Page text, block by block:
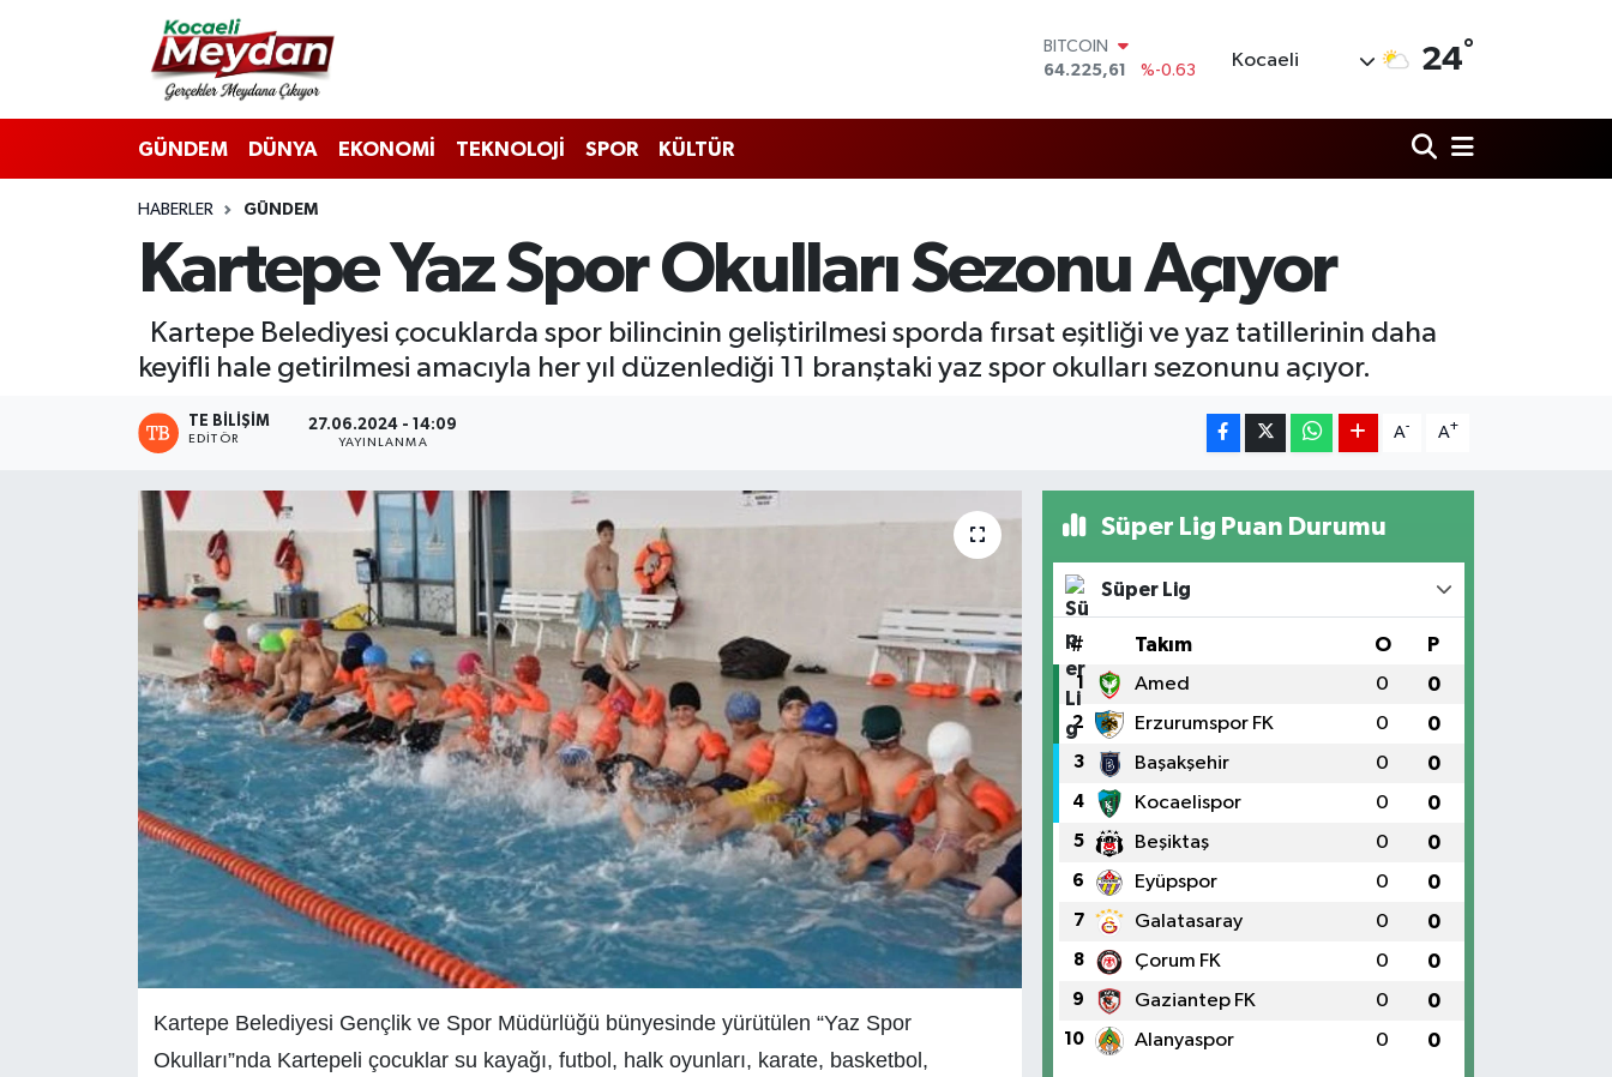
DOLAR
47,7143
%0.16
55,0317
%-0.02
13.799
BITCOIN
Kocaeli 24°
GÜNDEM DÜNYA EKONOMİ TEKNOLOJİ SPOR KÜLTÜR
HABERLER GÜNDEM
Kartepe Yaz Spor Okulları Sezonu Açıyor
Kartepe Belediyesi çocuklarda spor bilincinin geliştirilmesi sporda fırsat eşitliği ve yaz tatillerinin daha
keyifli hale getirilmesi amacıyla her yıl düzenlediği 11 branştaki yaz spor okulları sezonunu açıyor.
TE BILIŞIM
EDITÖR
27.06.2024 - 14:09
YAYINLANMA
A- A+
Kartepe Belediyesi Gençlik ve Spor Müdürlüğü bünyesinde yürütülen “Yaz Spor
Okulları”nda Kartepeli çocuklar su kayağı, futbol, halk oyunları, karate, basketbol,
Süper Lig Puan Durumu
Süper Lig
# Takım O P
1 Amed 0 0
2 Erzurumspor FK 0 0
3 Başakşehir 0 0
4 Kocaelispor 0 0
5 Beşiktaş 0 0
6 Eyüpspor 0 0
7 Galatasaray 0 0
8 Çorum FK 0 0
9 Gaziantep FK 0 0
10 Alanyaspor 0 0
Nöbetçi Eczaneler
Hava Durumu
Trafik Durumu
Süper Lig Puan Durumu ve Fikstür
Tüm Manşetler
Haber Arşivi